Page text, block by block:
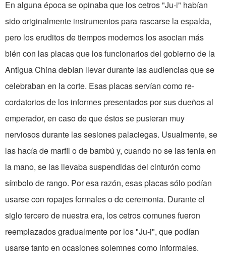
En alguna época se opinaba que los cetros "Ju-i" habían
sido originalmente instru­mentos para rascarse la espalda,
pero los eruditos de tiempos modernos los asocian más
bién con las placas que los funciona­rios del gobierno de la
Antigua China debían llevar durante las audiencias que se
celebraban en la corte. Esas placas servían como re­
cordatorios de los informes presentados por sus dueños al
emperador, en caso de que éstos se pusieran muy
nerviosos durante las sesiones palaciegas. Usualmente, se
las hacía de marfil o de bambú y, cuando no se las tenía en
la mano, se las llevaba suspendidas del cintu­rón como
símbolo de rango. Por esa razón, esas placas sólo podían
usarse con ropajes for­males o de ceremonia. Durante el
siglo tercero de nuestra era, los cetros comunes fueron
reemplazados gradual­mente por los "Ju-i", que podían
usarse tanto en oca­siones solemnes como informales.